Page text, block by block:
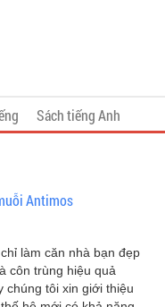
Sách tiếng Anh
Antimos
làm căn nhà bạn đẹp
côn trùng hiệu quả
chúng tôi xin giới thiệu